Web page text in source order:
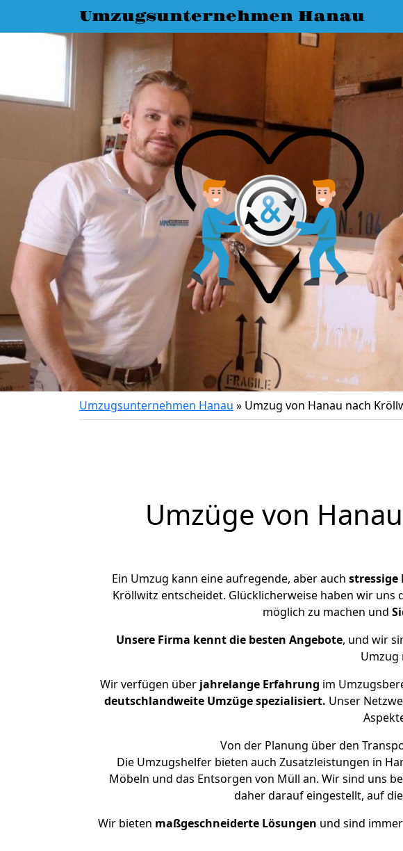
Umzugsunternehmen Hanau
Umzugsunternehmen Hanau » Umzug von Hanau nach
Umzüge von
Ein Umzug kann eine aufregende, aber auch stressige
Kröllwitz entscheidet. Glücklicherweise haben wir
möglich zu machen und
Unsere Firma kennt die besten Angebote, und wir
Umzug
Wir verfügen überjahrelange Erfahrung im
deutschlandweite Umzüge spezialisiert. Unser
Von der Planung über den
Die Umzugshelfer bieten auch Zusatzleistungen in
Möbeln und das Entsorgen von Müll an. Wir sind uns
daher darauf eingestellt, auf
Wir bieten maßgeschneiderte Lösungen und sind